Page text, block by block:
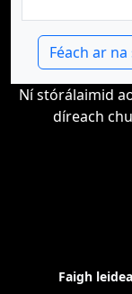
Féach ar
Ní stórálaimid
díreach
Faigh